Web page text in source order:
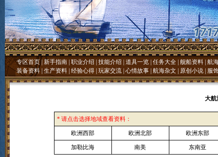
专区首页 新手指南 职业介绍 技能介绍 道具一览 任务大全 舰船资料 航
装备资料 | 生产资料 经验心得 玩家交流 心情故事 航海杂文 原创小说 服
大
* 请点击选择地域查看资料：
欧洲西部 欧洲北部 欧洲东部
加勒比海 南美 东南亚